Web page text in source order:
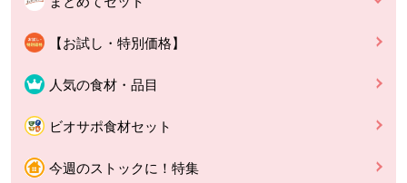
【お試し・特別価格】
人気の食材・品目
ビオサポ食材セット
今週のストックに！特集